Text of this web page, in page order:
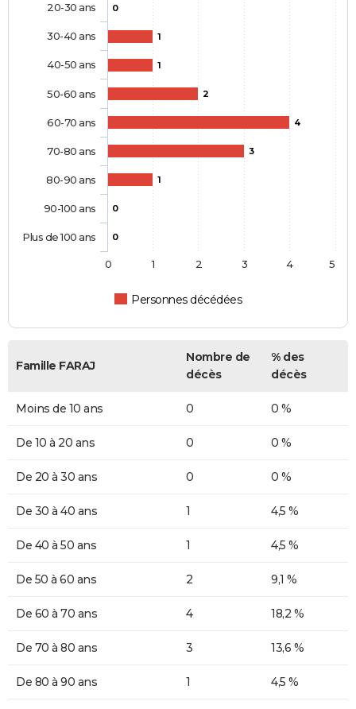
0
1
1
2
4
3
1
0
0
Personnes décédées
20-30 ans
30-40 ans
40-50 ans
50-60 ans
60-70 ans
70-80 ans
80-90 ans
90-100 ans
Plus de 100 ans
0 1 2 3 4 5
Famille FARAJ
Nombre de
décès
% des
décès
Moins de 10 ans 0 0 %
De 10 à 20 ans 0 0 %
De 20 à 30 ans 0 0 %
De 30 à 40 ans 1 4,5 %
De 40 à 50 ans 1 4,5 %
De 50 à 60 ans 2 9,1 %
De 60 à 70 ans 4 18,2 %
De 70 à 80 ans 3 13,6 %
De 80 à 90 ans 1 4,5 %